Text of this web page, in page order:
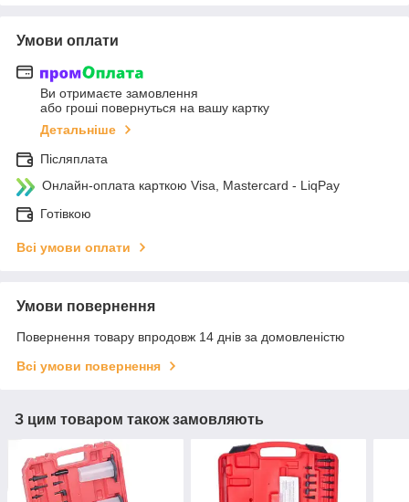
Умови оплати
Ви отримаєте замовлення
або гроші повернуться на вашу картку
Детальніше
Післяплата
Онлайн-оплата карткою Visa, Mastercard - LiqPay
Готівкою
Всі умови оплати
Умови повернення
Повернення товару впродовж 14 днів за домовленістю
Всі умови повернення
З цим товаром також замовляють